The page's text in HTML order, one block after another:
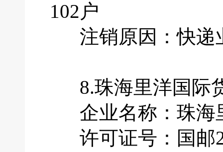
102户
注销原因：快递
8.珠海里洋国际
企业名称：珠海
许可证号：国邮